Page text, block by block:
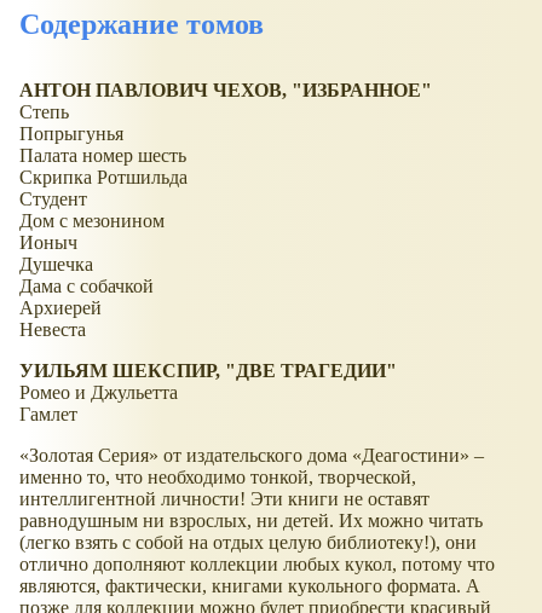
Содержание томов
АНТОН ПАВЛОВИЧ ЧЕХОВ, "ИЗБРАННОЕ"
Степь
Попрыгунья
Палата номер шесть
Скрипка Ротшильда
Студент
Дом с мезонином
Ионыч
Душечка
Дама с собачкой
Архиерей
Невеста
УИЛЬЯМ ШЕКСПИР, "ДВЕ ТРАГЕДИИ"
Ромео и Джульетта
Гамлет
«Золотая Серия» от издательского дома «Деагостини» –
именно то, что необходимо тонкой, творческой,
интеллигентной личности! Эти книги не оставят
равнодушным ни взрослых, ни детей. Их можно читать
(легко взять с собой на отдых целую библиотеку!), они
отлично дополняют коллекции любых кукол, потому что
являются, фактически, книгами кукольного формата. А
позже для коллекции можно будет приобрести красивый